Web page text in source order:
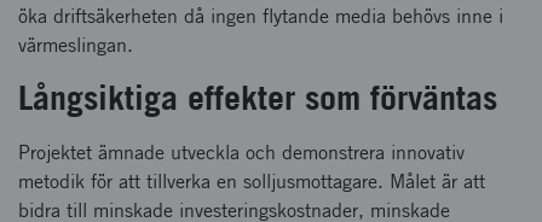
öka driftsäkerheten då ingen flytande media behövs inne i
värmeslingan.
Långsiktiga effekter som förväntas
Projektet ämnade utveckla och demonstrera innovativ
metodik för att tillverka en solljusmottagare. Målet är att
bidra till minskade investeringskostnader, minskade